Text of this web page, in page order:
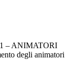
– ANIMATORI
degli animatori